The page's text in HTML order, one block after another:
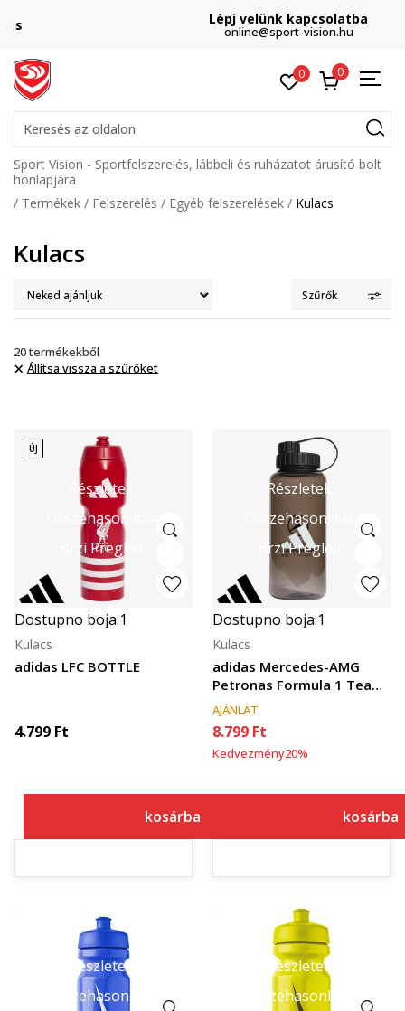
Lépj velünk kapcsolatba
online@sport-vision.hu
0 0
Keresés az oldalon
Sport Vision - Sportfelszerelés, lábbeli és ruházatot árusító bolt
honlapjára
Termékek
Felszerelés Egyéb felszerelések Kulacs
Kulacs
Szűrők
20termékekből
Állítsa vissza a szűrőket
Részletek
Összehasonlítás
Brzi Pregled
ÚJ
Dostupno boja:1
adidas LFC BOTTLE
Kulacs
4.799 Ft
kosárba
Részletek
Összehasonlítás
Brzi Pregled
Dostupno boja:1
adidas Mercedes-AMG
Petronas Formula 1 Team
DNA
Kulacs
AJÁNLAT
8.799 Ft
Kedvezmény20%
kosárba
Részletek
Összehasonlítás
Részletek
Összehasonlítás